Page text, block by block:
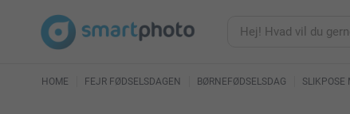
HOME FEJR FØDSELSDAGEN BØRNEFØDSELSDAG SLIKPOSE